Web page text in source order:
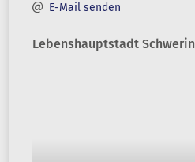
E-Mail senden
Lebenshauptstadt Schwerin